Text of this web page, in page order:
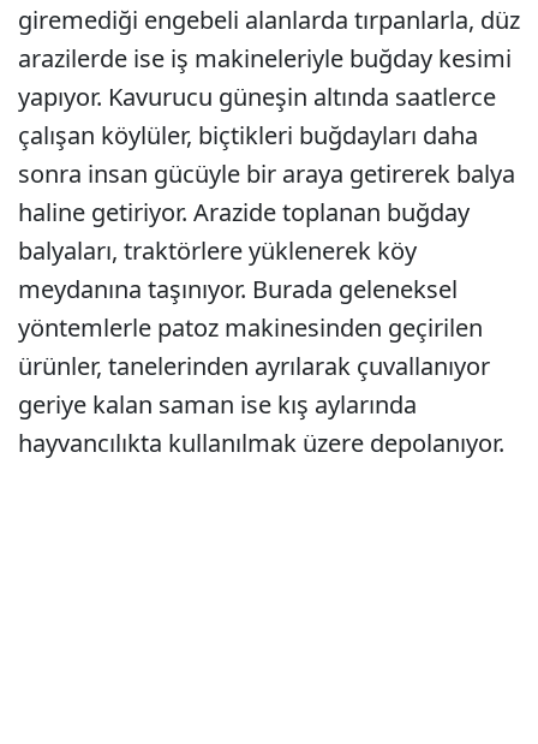
giremediği engebeli alanlarda tırpanlarla, düz
arazilerde ise iş makineleriyle buğday kesimi
yapıyor. Kavurucu güneşin altında saatlerce
çalışan köylüler, biçtikleri buğdayları daha
sonra insan gücüyle bir araya getirerek balya
haline getiriyor. Arazide toplanan buğday
balyaları, traktörlere yüklenerek köy
meydanına taşınıyor. Burada geleneksel
yöntemlerle patoz makinesinden geçirilen
ürünler, tanelerinden ayrılarak çuvallanıyor
geriye kalan saman ise kış aylarında
hayvancılıkta kullanılmak üzere depolanıyor.